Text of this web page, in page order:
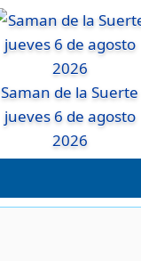
Saman de la Suerte
jueves 6 de agosto
2026